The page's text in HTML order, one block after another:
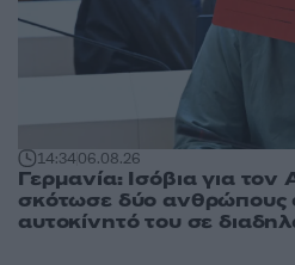
14:3406.08.26
Γερμανία: Ισόβια για
σκότωσε δύο ανθρώπους
αυτοκίνητό του σε